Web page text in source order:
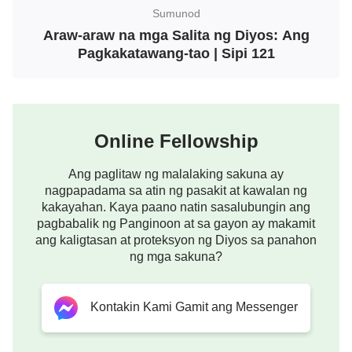
Diyos Mismo, sa pamamagitan nito ay natalo si
Satanas; ito lang ang isang bagay na kayang gawin
ng tao. At kaya, sa bawat sandaling magsisimula
isasagawa ng Diyos Mismo, sa pamamagitan nito
pangungunahan Niya ang buong panahon, at
magbubukas ng isang bagong landas para sa
kabuuan ng sangkatauhan. Ang pasimula ng bawat
bagong panahon ay isang bagong simula sa
pakikidigma kay Satanas, sa pamamagitan nito
magandang kaharianat isang bagong panahon na
personal na pinangungunahan ng Diyos Mismo.
Sumunod
Araw-araw na mga Salita ng Diyos: Ang
Pagkakatawang-tao | Sipi 121
Online Fellowship
Ang paglitaw ng malalaking sakuna ay
nagpapadama sa atin ng pasakit at kawalan ng
kakayahan. Kaya paano natin sasalubungin ang
pagbabalik ng Panginoon at sa gayon ay makamit
ang kaligtasan at proteksyon ng Diyos sa panahon
ng mga sakuna?
Kontakin Kami Gamit ang Messenger